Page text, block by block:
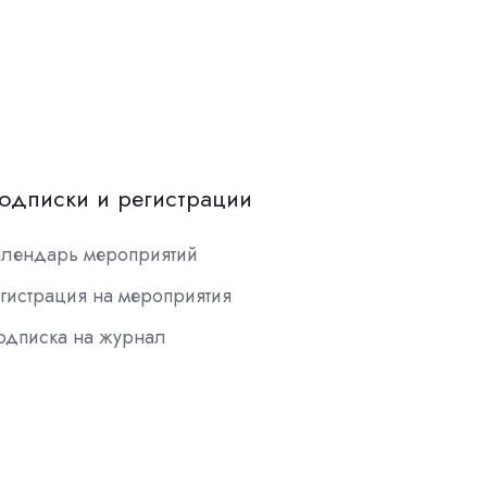
и регистрации
мероприятий
на мероприятия
на журнал